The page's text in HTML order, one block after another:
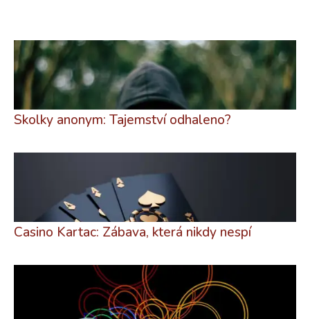
Skolky anonym: Tajemství odhaleno?
Casino Kartac: Zábava, která nikdy nespí